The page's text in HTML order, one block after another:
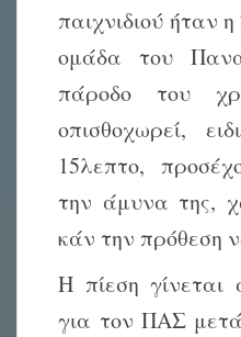
παιχνιδιού ήταν
ομάδα του
πάροδο του
οπισθοχωρεί,
15λεπτο,
την άμυνα της,
κάν την πρόθεση
Η πίεση γίνεται
για τον ΠΑΣ